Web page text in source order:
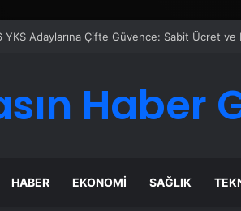
İle Tüm Evcil Hayvan Ürünleri
Haber
HABER EKONOMI SAĞLIK